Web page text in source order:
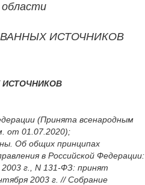
области
ИСТОЧНИКОВ
(Принята всенародным
от 01.07.2020);
Об общих принципах
в Российской Федерации:
г., N 131-ФЗ: принят
2003 г. // Собрание